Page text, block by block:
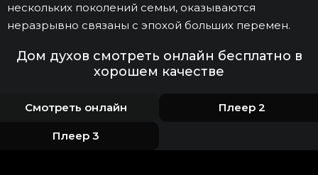
нескольких поколений семьи, оказываются
неразрывно связаны с эпохой больших перемен.
Дом духов смотреть онлайн бесплатно в
хорошем качестве
Смотреть онлайн Плеер 2
Плеер 3